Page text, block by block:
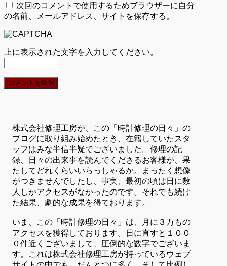
次回のコメントで使用するためブラウザーに自分
の名前、メールアドレス、サイトを保存する。
上に表示された文字を入力してください。
株式会社修理工房が、この「時計修理の日々」の
ブログに取り組み始めたとき、在籍していたスタ
ッフはみな半信半疑でございました。修理の記
録、日々の出来事を読んでくださるお客様が、果
たしてどれくらいいらっしゃるか。まったく想像
がつきませんでしたし、事実、最初の頃は日に数
人しかアクセスがなかったのです。それでも続け
た結果、劇的な成果を得ております。
いま、この「時計修理の日々」は、月に３万もの
アクセスを獲得しております。日に直すと１００
０件近くございまして、圧倒的な数字でございま
す。これは株式会社修理工房が持っているウェブ